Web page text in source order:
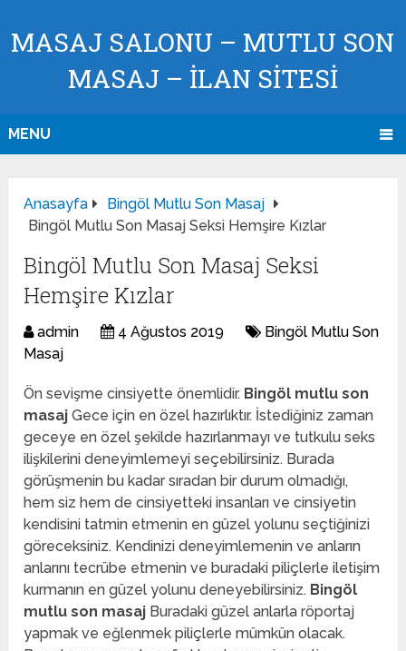
MASAJ SALONU – MUTLU SON
MASAJ – İLAN SİTESİ
MENU
Anasayfa
Bingöl Mutlu Son Masaj
Bingöl Mutlu Son Masaj Seksi Hemşire Kızlar
Bingöl Mutlu Son Masaj Seksi
Hemşire Kızlar
admin 4 Ağustos 2019
Bingöl Mutlu Son
Masaj
Ön sevişme cinsiyette önemlidir. Bingöl mutlu son
masaj Gece için en özel hazırlıktır. İstediğiniz zaman
geceye en özel şekilde hazırlanmayı ve tutkulu seks
ilişkilerini deneyimlemeyi seçebilirsiniz. Burada
görüşmenin bu kadar sıradan bir durum olmadığı,
hem siz hem de cinsiyetteki insanları ve cinsiyetin
kendisini tatmin etmenin en güzel yolunu seçtiğinizi
göreceksiniz. Kendinizi deneyimlemenin ve anların
anlarını tecrübe etmenin ve buradaki piliçlerle iletişim
kurmanın en güzel yolunu deneyebilirsiniz. Bingöl
mutlu son masaj Buradaki güzel anlarla röportaj
yapmak ve eğlenmek piliçlerle mümkün olacak.